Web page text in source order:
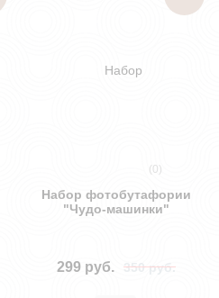
(0)
Набор фотобутафории
"Чудо-машинки"
299 руб. 350 руб.